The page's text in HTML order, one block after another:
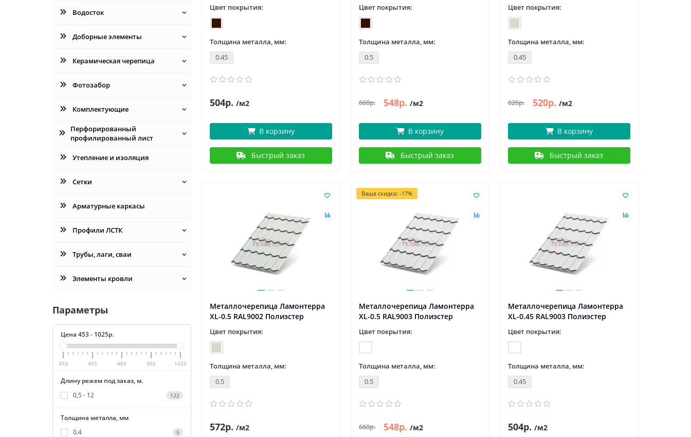
Водосток
Доборные элементы
Керамическая черепица
Фотозабор
Комплектующие
Перфорированный
профилированный лист
Утепление и изоляция
Сетки
Арматурные каркасы
Профили ЛСТК
Трубы, лаги, сваи
Элементы кровли
Параметры
Цена 453- 1025р.
453 455 465 502 1025
Длину режем под заказ, м.
0,5 - 12
122
Толщина металла, мм
0.4
5
Цвет покрытия:
Толщина металла, мм:
0.45
504р. /м2
В корзину
Быстрый заказ
Цвет покрытия:
Толщина металла, мм:
0.5
660р. 548р. /м2
В корзину
Быстрый заказ
Цвет покрытия:
Толщина металла, мм:
0.45
626р. 520р. /м2
В корзину
Быстрый заказ
Металлочерепица Ламонтерра
XL-0.5 RAL9002 Полиэстер
Цвет покрытия:
Толщина металла, мм:
0.5
572р. /м2
Ваша скидка: -17%
Металлочерепица Ламонтерра
XL-0.5 RAL9003 Полиэстер
Цвет покрытия:
Толщина металла, мм:
0.5
660р. 548р. /м2
Металлочерепица Ламонтерра
XL-0.45 RAL9003 Полиэстер
Цвет покрытия:
Толщина металла, мм:
0.45
504р. /м2